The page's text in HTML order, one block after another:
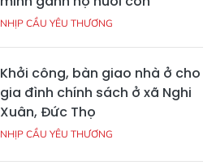
NHỊP CẦU YÊU THƯƠNG
Khởi công, bàn giao nhà ở cho
gia đình chính sách ở xã Nghi
Xuân, Đức Thọ
NHỊP CẦU YÊU THƯƠNG